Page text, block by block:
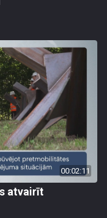
00:02:11
atvairīt